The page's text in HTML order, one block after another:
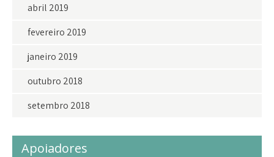
abril 2019
fevereiro 2019
janeiro 2019
outubro 2018
setembro 2018
Apoiadores